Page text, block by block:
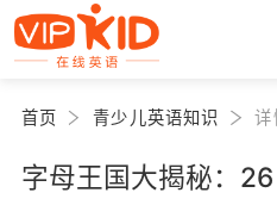
首页 青少儿英语知识 详
字母王国大揭秘：